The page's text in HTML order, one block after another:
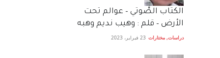
الكتاب الصَّوتي – عوالم تحت
الأرض – قلم : وهيب نديم وهبه
دراسات, مختارات 23 فبراير، 2023